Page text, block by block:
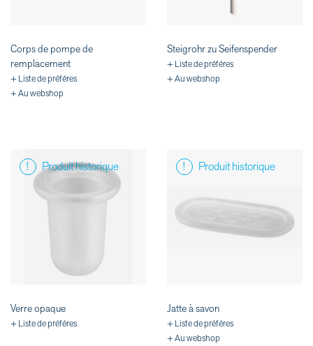
Corps de pompe de
remplacement
+ Liste de préféres
+ Au webshop
Steigrohr zu Seifenspender
+ Liste de préféres
+ Au webshop
Produit historique
Verre opaque
+ Liste de préféres
Produit historique
Jatte à savon
+ Liste de préféres
+ Au webshop